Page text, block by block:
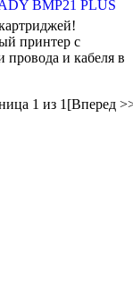
принтер с
провода и кабеля в
1 из 1 [Вперед